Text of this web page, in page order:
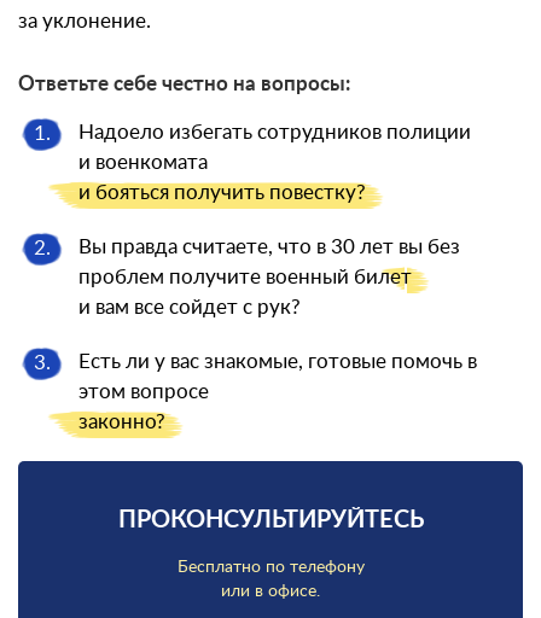
за уклонение.
Ответьте себе честно на вопросы:
1.
Надоело избегать сотрудников полиции
и военкомата
и бояться получить повестку?
2.
Вы правда считаете, что в 30 лет вы без
проблем получите военный билет
и вам все сойдет с рук?
3.
Есть ли у вас знакомые, готовые помочь в
этом вопросе
законно?
ПРОКОНСУЛЬТИРУЙТЕСЬ
Бесплатно по телефону
или в офисе.